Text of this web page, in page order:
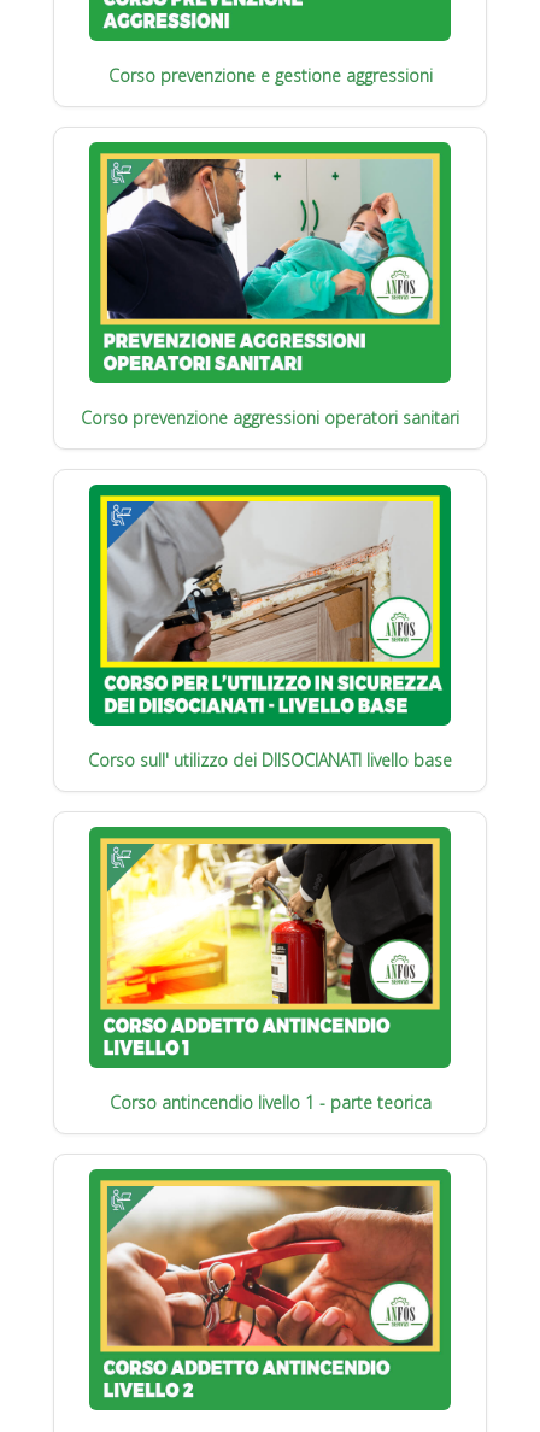
Corso prevenzione e gestione aggressioni
Corso prevenzione aggressioni operatori sanitari
Corso sull' utilizzo dei DIISOCIANATI livello base
Corso antincendio livello 1 - parte teorica